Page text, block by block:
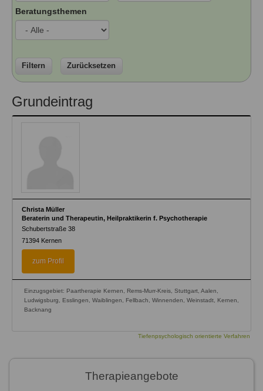
Qualitätssicherung
Qualität unserer Therapeuten
Familienthemen
Veranstaltungen
Seminare und Kurse
Fortbildungen
Ausbildungsinstitute
Information über Qualifikation
Liste der Fachverbände
Sitemap
Links
Formular zur Registrierung
Beratungsthemen
Filtern Zurücksetzen
Grundeintrag
Christa Müller
Beraterin und Therapeutin, Heilpraktikerin f. Psychotherapie
Schubertstraße 38
71394 Kernen
zum Profil
Einzugsgebiet: Paartherapie Kernen, Rems-Murr-Kreis, Stuttgart, Aalen,
Ludwigsburg, Esslingen, Waiblingen, Fellbach, Winnenden, Weinstadt, Kernen,
Backnang
Tiefenpsychologisch orientierte Verfahren
Therapieangebote